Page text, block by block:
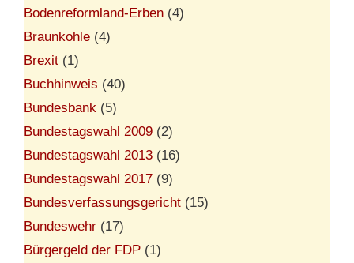
Bodenreformland-Erben (4)
Braunkohle (4)
Brexit (1)
Buchhinweis (40)
Bundesbank (5)
Bundestagswahl 2009 (2)
Bundestagswahl 2013 (16)
Bundestagswahl 2017 (9)
Bundesverfassungsgericht (15)
Bundeswehr (17)
Bürgergeld der FDP (1)